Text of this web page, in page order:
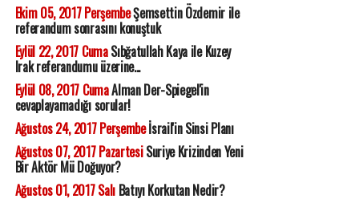
Ekim 05, 2017 PerşembeŞemsettin Özdemir ile
referandum sonrasını konuştuk
Eylül 22, 2017 CumaSıbğatullah Kaya ile Kuzey
Irak referandumu üzerine...
Eylül 08, 2017 CumaAlman Der-Spiegel'in
cevaplayamadığı sorular!
Ağustos 24, 2017 Perşembeİsrail'in Sinsi Planı
Ağustos 07, 2017 PazartesiSuriye Krizinden Yeni
Bir Aktör Mü Doğuyor?
Ağustos 01, 2017 SalıBatıyı Korkutan Nedir?